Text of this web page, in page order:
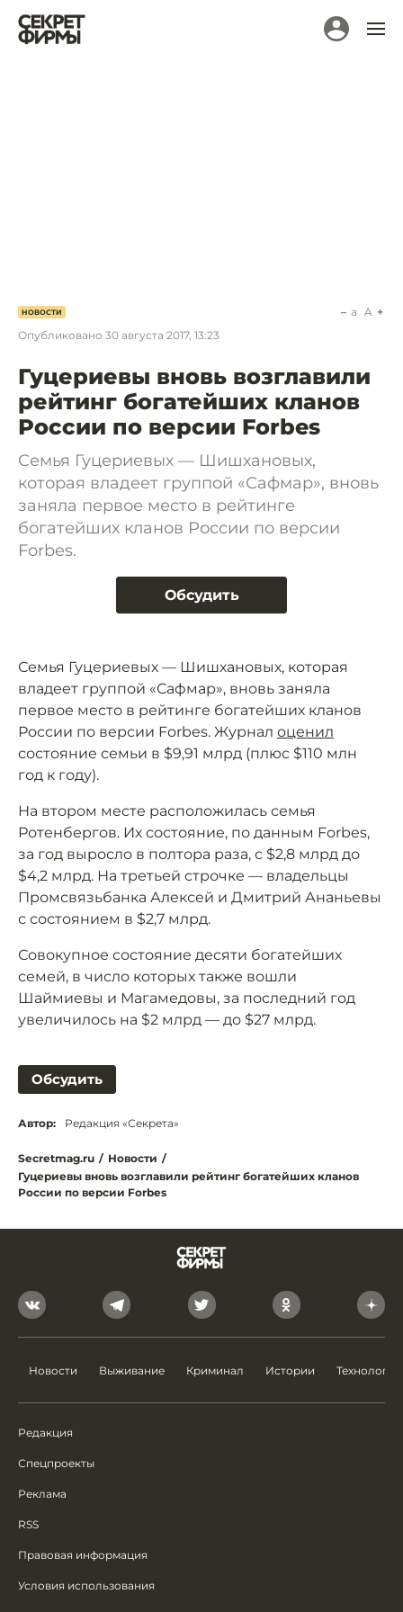
НОВОСТИ
Опубликовано 30 августа 2017, 13:23
a A
Гуцериевы вновь возглавили
рейтинг богатейших кланов
России по версии Forbes
Семья Гуцериевых — Шишхановых,
которая владеет группой «Сафмар», вновь
заняла первое место в рейтинге
богатейших кланов России по версии
Forbes.
Обсудить
Семья Гуцериевых — Шишхановых, которая
владеет группой «Сафмар», вновь заняла
первое место в рейтинге богатейших кланов
России по версии Forbes. Журнал оценил
состояние семьи в $9,91 млрд (плюс $110 млн
год к году).
На втором месте расположилась семья
Ротенбергов. Их состояние, по данным Forbes,
за год выросло в полтора раза, с $2,8 млрд до
$4,2 млрд. На третьей строчке — владельцы
Промсвязьбанка Алексей и Дмитрий Ананьевы
с состоянием в $2,7 млрд.
Совокупное состояние десяти богатейших
семей, в число которых также вошли
Шаймиевы и Магамедовы, за последний год
увеличилось на $2 млрд — до $27 млрд.
Обсудить
Автор: Редакция «Секрета»
Secretmag.ru / Новости /
Гуцериевы вновь возглавили рейтинг богатейших кланов
России по версии Forbes
Новости Выживание Криминал Истории Технологии
Редакция
Спецпроекты
Реклама
RSS
Правовая информация
Условия использования